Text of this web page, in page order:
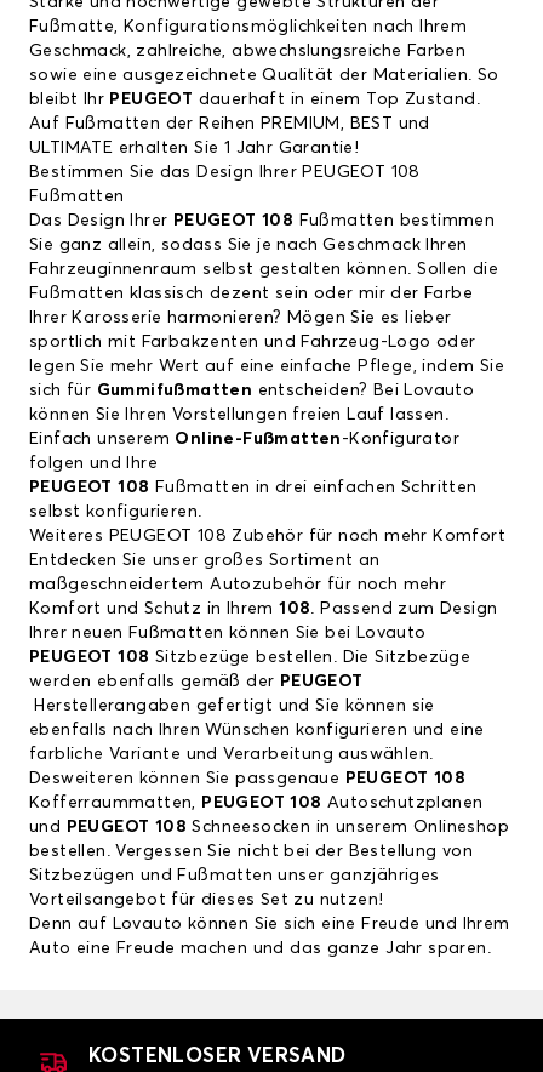
Fußmatte, Konfigurationsmöglichkeiten nach Ihrem
Geschmack, zahlreiche, abwechslungsreiche Farben
sowie eine ausgezeichnete Qualität der Materialien. So
bleibt Ihr PEUGEOT dauerhaft in einem Top Zustand.
Auf Fußmatten der Reihen PREMIUM, BEST und
ULTIMATE erhalten Sie 1 Jahr Garantie!
Bestimmen Sie das Design Ihrer PEUGEOT 108
Fußmatten
Das Design Ihrer PEUGEOT 108 Fußmatten bestimmen
Sie ganz allein, sodass Sie je nach Geschmack Ihren
Fahrzeuginnenraum selbst gestalten können. Sollen die
Fußmatten klassisch dezent sein oder mir der Farbe
Ihrer Karosserie harmonieren? Mögen Sie es lieber
sportlich mit Farbakzenten und Fahrzeug-Logo oder
legen Sie mehr Wert auf eine einfache Pflege, indem Sie
sich für Gummifußmatten entscheiden? Bei Lovauto
können Sie Ihren Vorstellungen freien Lauf lassen.
Einfach unserem Online-Fußmatten -Konfigurator
folgen und Ihre
PEUGEOT 108 Fußmatten in drei einfachen Schritten
selbst konfigurieren.
Weiteres PEUGEOT 108 Zubehör für noch mehr Komfort
Entdecken Sie unser großes Sortiment an
maßgeschneidertem Autozubehör für noch mehr
Komfort und Schutz in Ihrem108. Passend zum Design
Ihrer neuen Fußmatten können Sie bei Lovauto
PEUGEOT 108 Sitzbezüge bestellen. Die Sitzbezüge
werden ebenfalls gemäß der PEUGEOT
Herstellerangaben gefertigt und Sie können sie
ebenfalls nach Ihren Wünschen konfigurieren und eine
farbliche Variante und Verarbeitung auswählen.
Desweiteren können Sie passgenaue PEUGEOT 108
Kofferraummatten, PEUGEOT 108Autoschutzplanen
und
PEUGEOT 108 Schneesocken in unserem Onlineshop
bestellen. Vergessen Sie nicht bei der Bestellung von
Sitzbezügen und Fußmatten unser ganzjähriges
Vorteilsangebot für dieses Set zu nutzen!
Denn auf Lovauto können Sie sich eine Freude und Ihrem
Auto eine Freude machen und das ganze Jahr sparen.
KOSTENLOSER VERSAND